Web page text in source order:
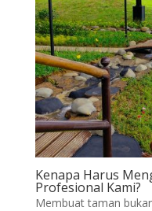
Kenapa Harus
Profesional Kami?
Membuat taman